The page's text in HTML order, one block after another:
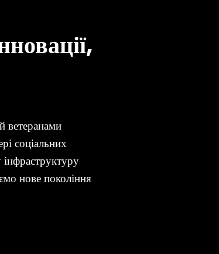
соціальних
нове покоління